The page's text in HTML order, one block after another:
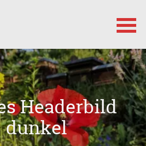
Headerbild
dunkel